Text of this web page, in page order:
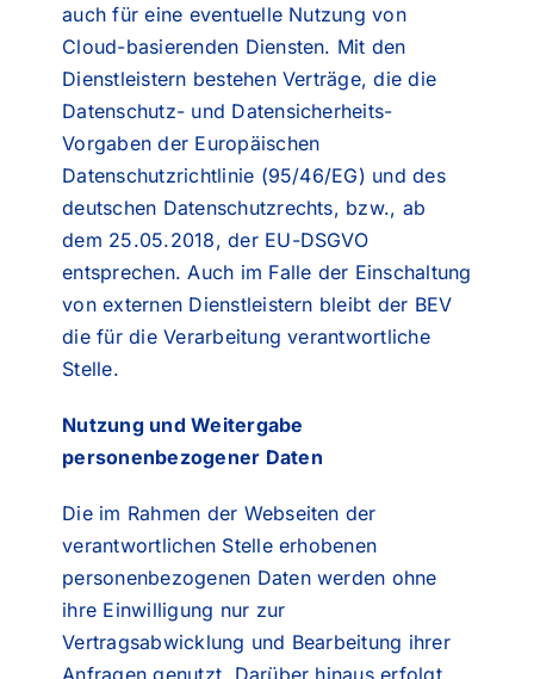
auch für eine eventuelle Nutzung von
Cloud-basierenden Diensten. Mit den
Dienstleistern bestehen Verträge, die die
Datenschutz- und Datensicherheits-
Vorgaben der Europäischen
Datenschutzrichtlinie (95/46/EG) und des
deutschen Datenschutzrechts, bzw., ab
dem 25.05.2018, der EU-DSGVO
entsprechen. Auch im Falle der Einschaltung
von externen Dienstleistern bleibt der BEV
die für die Verarbeitung verantwortliche
Stelle.
Nutzung und Weitergabe
personenbezogener Daten
Die im Rahmen der Webseiten der
verantwortlichen Stelle erhobenen
personenbezogenen Daten werden ohne
ihre Einwilligung nur zur
Vertragsabwicklung und Bearbeitung ihrer
Anfragen genutzt. Darüber hinaus erfolgt